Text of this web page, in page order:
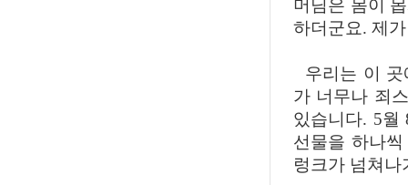
머님은 몸이
하더군요. 제
우리는 이 곳
가 너무나 죄
있습니다. 5월
선물을 하나
렁크가 넘쳐나